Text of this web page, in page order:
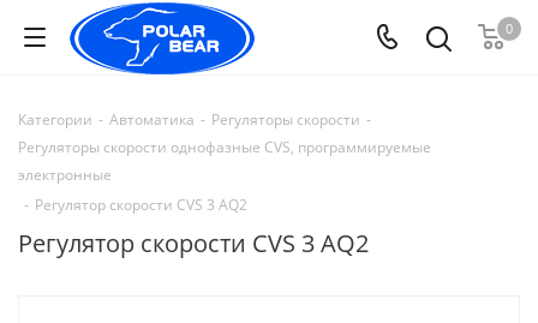
0
Категории - Автоматика - Регуляторы скорости -
Регуляторы скорости однофазные CVS, программируемые
электронные
- Регулятор скорости CVS 3 AQ2
Регулятор скорости CVS 3 AQ2